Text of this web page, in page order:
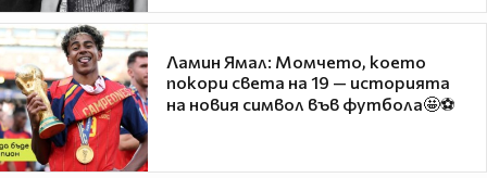
Ламин Ямал: Момчето, което
покори света на 19 — историята
на новия символ във футбола🤩⚽